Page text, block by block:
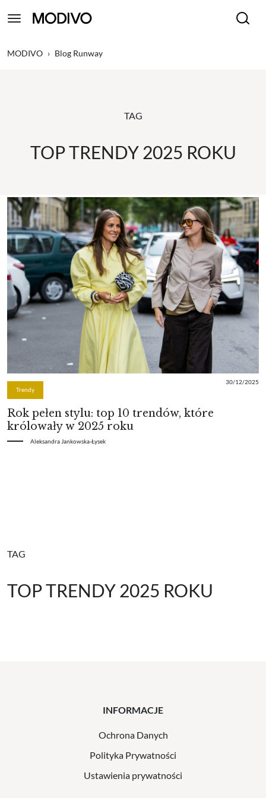
MODIVO › Blog Runway
TAG
TOP TRENDY 2025 ROKU
Trendy
30/12/2025
Rok pełen stylu: top 10 trendów, które
królowały w 2025 roku
Aleksandra Jankowska-Łysek
TAG
TOP TRENDY 2025 ROKU
INFORMACJE
Ochrona Danych
Polityka Prywatności
Ustawienia prywatności